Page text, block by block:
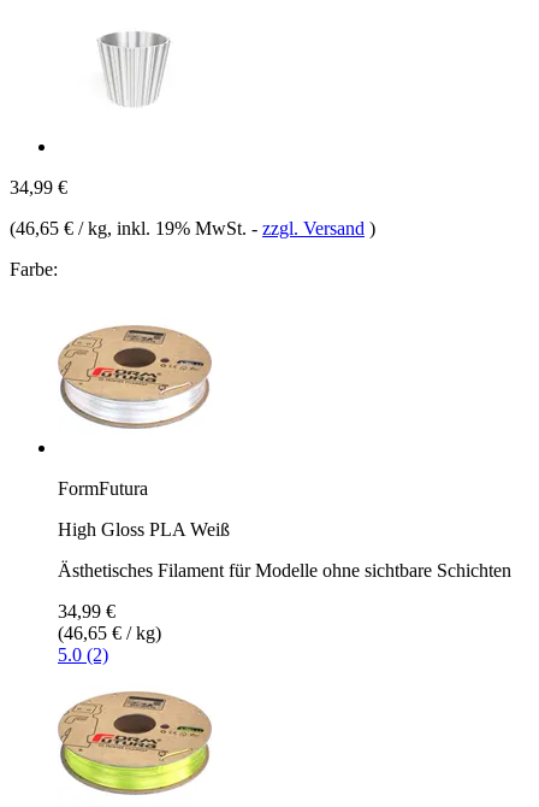
34,99 €
(46,65 € / kg, inkl. 19% MwSt. - zzgl. Versand )
Farbe:
FormFutura
High Gloss PLA Weiß
Ästhetisches Filament für Modelle ohne sichtbare Schichten
34,99 €
(46,65 € / kg)
5.0 (2)